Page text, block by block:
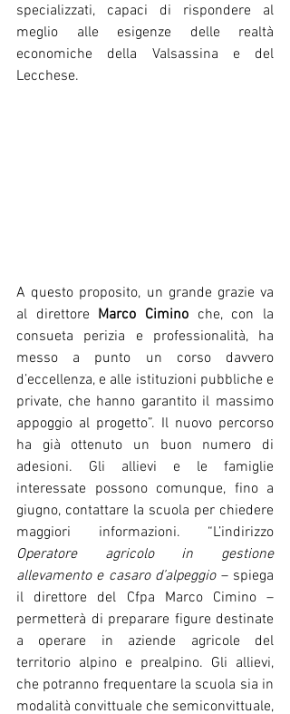
specializzati, capaci di rispondere al
meglio alle esigenze delle realtà
economiche della Valsassina e del
Lecchese.
A questo proposito, un grande grazie va
al direttore Marco Cimino che, con la
consueta perizia e professionalità, ha
messo a punto un corso davvero
d’eccellenza, e alle istituzioni pubbliche e
private, che hanno garantito il massimo
appoggio al progetto”. Il nuovo percorso
ha già ottenuto un buon numero di
adesioni. Gli allievi e le famiglie
interessate possono comunque, fino a
giugno, contattare la scuola per chiedere
Operatore agricolo in gestione
allevamento e casaro d’alpeggio – spiega
il direttore del Cfpa Marco Cimino –
permetterà di preparare figure destinate
a operare in aziende agricole del
territorio alpino e prealpino. Gli allievi,
che potranno frequentare la scuola sia in
modalità convittuale che semiconvittuale,